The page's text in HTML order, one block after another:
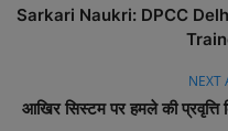
Sarkari Naukri: DPCC Delhi
NEXT
आखिर सिस्टम पर हमले की प्रवृत्ति